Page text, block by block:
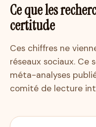
Ce que les
certitude
Ces chiffres ne
réseaux sociaux. Ce
méta-analyses
comité de lecture